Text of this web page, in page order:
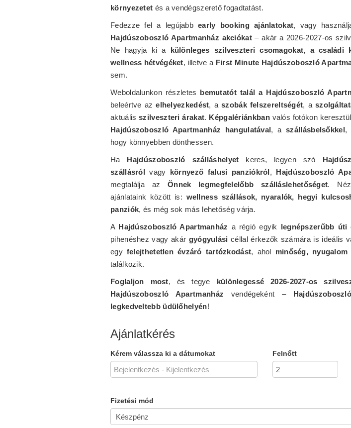
környezetet és a vendégszerető fogadtatást.
Fedezze fel a legújabbearly booking ajánlatokat, vagy
Hajdúszoboszló Apartmanház akciókat– akár a 2026-2027-os
Ne hagyja ki a különleges szilveszteri csomagokat, a családi
wellness hétvégéket, illetve a First Minute Hajdúszoboszló
sem.
Weboldalunkon részletes bemutatót talál a Hajdúszoboszló
beleértve azelhelyezkedést, aszobák felszereltségét, a
aktuálisszilveszteri árakat. Képgalériánkbanvalós fotókon
Hajdúszoboszló Apartmanház hangulatával, aszállásbelsőkkel,
hogy könnyebben dönthessen.
Ha Hajdúszoboszló szálláshelyet keres, legyen szó
szállásról vagy környező falusi panziókról, Hajdúszoboszló
megtalálja az Önnek legmegfelelőbb szálláslehetőséget.
ajánlataink között is: wellness szállások, nyaralók, hegyi
panziók, és még sok más lehetőség várja.
A Hajdúszoboszló Apartmanház a régió egyik legnépszerűbb úti
pihenéshez vagy akár gyógyulási céllal érkezők számára is ideális
egy felejthetetlen évzáró tartózkodást, ahol minőség, nyugalom
találkozik.
Foglaljon most, és tegye különlegessé 2026-2027-os
Hajdúszoboszló Apartmanház vendégeként – Hajdúszoboszló
legkedveltebb üdülőhelyén!
Ajánlatkérés
Kérem válassza ki a dátumokat Felnőtt
Fizetési mód